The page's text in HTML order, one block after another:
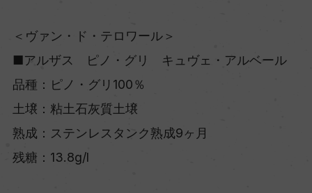
＜ヴァン・ド・テロワール＞
■アルザス ピノ・グリ キュヴェ・アルベール
品種：ピノ・グリ100％
土壌：粘土石灰質土壌
熟成：ステンレスタンク熟成9ヶ月
残糖：13.8g/l